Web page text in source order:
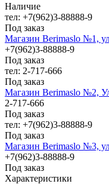
Наличие
тел: +7(962)3-88888-9
Под заказ
Магазин Berimaslo №1,
+7(962)3-88888-9
Под заказ
тел: 2-717-666
Под заказ
Магазин Berimaslo №2,
2-717-666
Под заказ
тел: +7(962)3-88888-9
Под заказ
Магазин Berimaslo №3,
+7(962)3-88888-9
Под заказ
Характеристики